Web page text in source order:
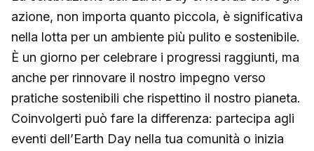
azione, non importa quanto piccola, è significativa
nella lotta per un ambiente più pulito e sostenibile.
È un giorno per celebrare i progressi raggiunti, ma
anche per rinnovare il nostro impegno verso
pratiche sostenibili che rispettino il nostro pianeta.
Coinvolgerti può fare la differenza: partecipa agli
eventi dell’Earth Day nella tua comunità o inizia